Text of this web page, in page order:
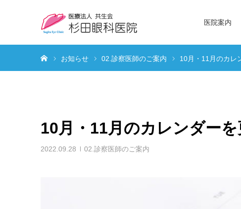
医院案内
お知らせ 02.診察医師のご案内 10月・11月のカレ
10月・11月のカレンダー
2022.09.28 02.診察医師のご案内